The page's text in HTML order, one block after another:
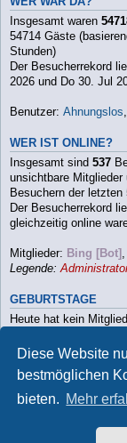
Diese Website
bestmöglichen
bieten. Mehr
Insgesamt waren
54714 Gäste
Stunden)
Der Besucherrekord
2026 und Do 30. Jul
Benutzer: Ahnungslos,
WER IST ONLINE?
Insgesamt sind 537
unsichtbare
Besuchern der letzten
Der Besucherrekord
gleichzeitig online
Mitglieder: Bing [Bot] ,
Legende:
GEBURTSTAGE
Heute hat kein
STATISTIK
Beiträge insgesamt
insgesamt3202